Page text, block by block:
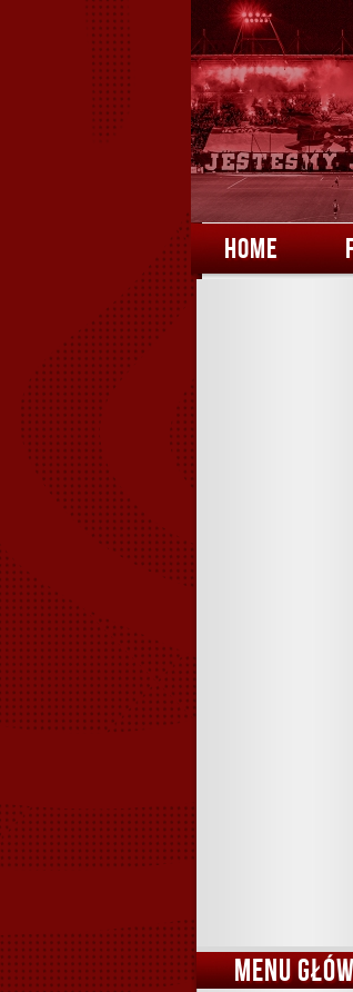
HOME
MENU